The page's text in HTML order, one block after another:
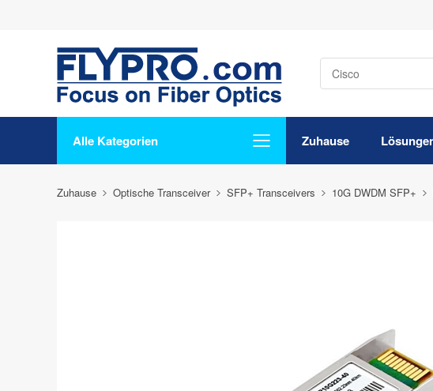
Alle Kategorien Zuhause
Zuhause Optische Transceiver SFP+ Transceivers 10G DWDM SFP+